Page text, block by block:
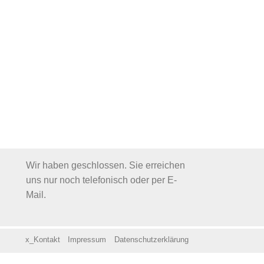
Wir haben geschlossen. Sie erreichen
uns nur noch telefonisch oder per E-
Mail.
x_Kontakt Impressum Datenschutzerklärung